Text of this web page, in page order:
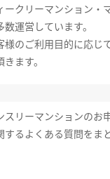
ークリーマンション・
数運営しています。
様のご利用目的に応じ
きます。
スリーマンションのお
するよくある質問をま